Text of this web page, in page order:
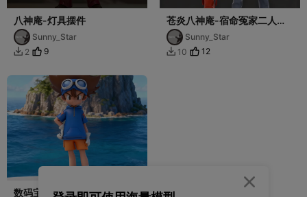
八神庵-灯具摆件
Sunny_Star
 2 9
苍炎八神庵-宿命冤家二人组-
拳皇-草薙京＆八神庵-KOF手
办
Sunny_Star
 10 12
数码宝贝-八神太一-当年被选
